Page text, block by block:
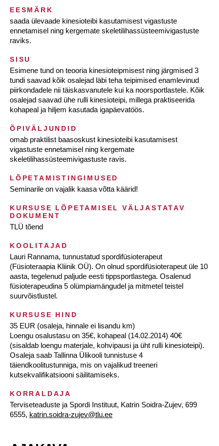
EESMÄRK
saada ülevaade kinesioteibi kasutamisest vigastuste
ennetamisel ning kergemate skeletilihassüsteemivigastuste
raviks.
SISU
Esimene tund on teooria kinesioteipmisest ning järgmised 3
tundi saavad kõik osalejad läbi teha teipimised enamlevinud
piirkondadele nii täiskasvanutele kui ka noorsportlastele. Kõik
osalejad saavad ühe rulli kinesioteipi, millega praktiseerida
kohapeal ja hiljem kasutada igapäevatöös.
ÕPIVÄLJUNDID
omab praktilist baasoskust kinesioteibi kasutamisest
vigastuste ennetamisel ning kergemate
skeletilihassüsteemivigastuste ravis.
LÕPETAMISTINGIMUSED
Seminarile on vajalik kaasa võtta käärid!
KURSUSE LÕPETAMISEL VÄLJASTATAV
DOKUMENT
TLÜ tõend
KOOLITAJAD
Lauri Rannama, tunnustatud spordifüsioterapeut
(Füsioteraapia Kliinik OÜ). On olnud spordifüsioterapeut üle 10
aasta, tegelenud paljude eesti tippsportlastega. Osalenud
füsioterapeudina 5 olümpiamängudel ja mitmetel teistel
suurvõistlustel.
KURSUSE HIND
35 EUR (osaleja, hinnale ei lisandu km)
Loengu osalustasu on 35€, kohapeal (14.02.2014) 40€
(sisaldab loengu materjale, kohvipausi ja üht rulli kinesioteipi).
Osaleja saab Tallinna Ülikooli tunnistuse 4
täiendkoolitustunniga, mis on vajalikud treeneri
kutsekvalifikatsiooni säilitamiseks.
KORRALDAJA
Terviseteaduste ja Spordi Instituut, Katrin Soidra-Zujev, 699
6555, katrin.soidra-zujev@tlu.ee